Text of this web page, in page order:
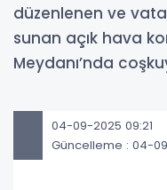
düzenlenen ve
sunan açık hava
Meydanı’nda
04-09-2025 09:21
Güncelleme : 04-